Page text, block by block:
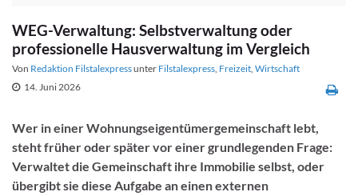
WEG-Verwaltung: Selbstverwaltung oder
professionelle Hausverwaltung im Vergleich
Von Redaktion Filstalexpressunter Filstalexpress, Freizeit, Wirtschaft
14. Juni 2026
Wer in einer Wohnungseigentümergemeinschaft lebt,
steht früher oder später vor einer grundlegenden Frage:
Verwaltet die Gemeinschaft ihre Immobilie selbst, oder
übergibt sie diese Aufgabe an einen externen